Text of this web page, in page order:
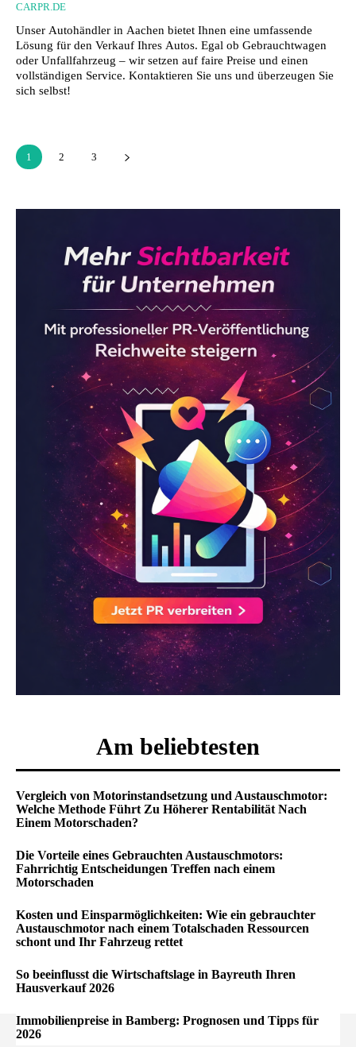
CARPR.DE
Unser Autohändler in Aachen bietet Ihnen eine umfassende
Lösung für den Verkauf Ihres Autos. Egal ob Gebrauchtwagen
oder Unfallfahrzeug – wir setzen auf faire Preise und einen
vollständigen Service. Kontaktieren Sie uns und überzeugen Sie
sich selbst!
1 2 3
Am beliebtesten
Vergleich von Motorinstandsetzung und Austauschmotor:
Welche Methode Führt Zu Höherer Rentabilität Nach
Einem Motorschaden?
Die Vorteile eines Gebrauchten Austauschmotors:
Fahrrichtig Entscheidungen Treffen nach einem
Motorschaden
Kosten und Einsparmöglichkeiten: Wie ein gebrauchter
Austauschmotor nach einem Totalschaden Ressourcen
schont und Ihr Fahrzeug rettet
So beeinflusst die Wirtschaftslage in Bayreuth Ihren
Hausverkauf 2026
Immobilienpreise in Bamberg: Prognosen und Tipps für
2026